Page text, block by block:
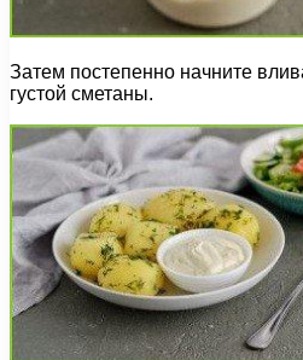
Затем постепенно начните
густой сметаны.